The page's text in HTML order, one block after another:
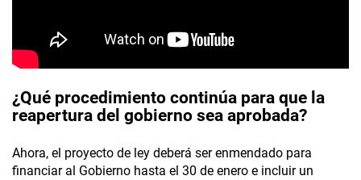
¿Qué procedimiento continúa para que la
reapertura del gobierno sea aprobada?
Ahora, el proyecto de ley deberá ser enmendado para
financiar al Gobierno hasta el 30 de enero e incluir un